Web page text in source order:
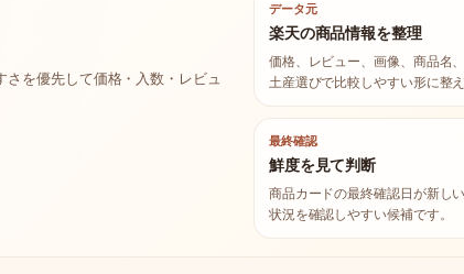
を優先して価格・入数・レビュ
データ元
楽天の商品情報を整理
価格、レビュー、画像、商品名
土産選びで比較しやすい形に整え
最終確認
鮮度を見て判断
商品カードの最終確認日が新し
状況を確認しやすい候補です。